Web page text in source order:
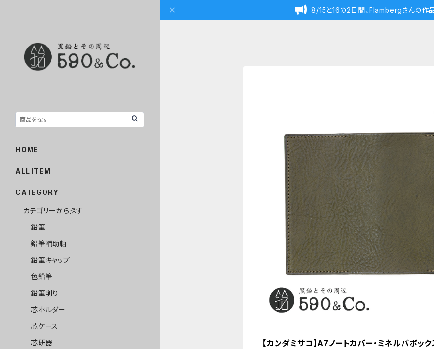
8/15と16の2日間、Flambergさんの作
【カンダミサコ】A7ノートカバー・ミネルバボッ
HOME
ALL ITEM
CATEGORY
カテゴリーから探す
鉛筆
鉛筆補助軸
鉛筆キャップ
色鉛筆
鉛筆削り
芯ホルダー
芯ケース
芯研器